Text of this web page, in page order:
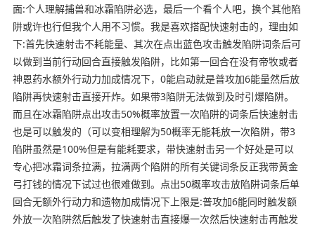
面:个人理解捕兽和冰霜陷阱必选，最后一个看个人吧，换个其他陷
阱或许也行但我个人用不习惯。我是喜欢搭配快速射击的，理由如
下:首先快速射击不耗能量、其次在点出蓝色攻击触发陷阱词条后可
以做到当前行动回合直接触发陷阱，比如第一回合在没有帝牧或者
神恩药水额外行动力加成情况下，0能启动就是普攻加6能量然后放
陷阱再快速射击直接开炸。如果带3陷阱无法做到及时引爆陷阱。
而且在冰霜陷阱点出攻击50%概率放置一次陷阱的词条后快速射击
也是可以触发的（可以变相理解为50概率无能耗放一次陷阱，带3
陷阱虽然是100%但是有能耗要求，带快速射击另一个好处是可以
专心把冰霜词条拉满，拉满两个陷阱的所有关键词条反正我带黄金
弓打钱的情况下试过也很难做到。点出50概率攻击放陷阱词条后单
回合无额外行动力和遗物加成情况下上限是:普攻加6能同时触发额
外放一次陷阱然后触发了快速射击直接爆一次然后快速射击再触发